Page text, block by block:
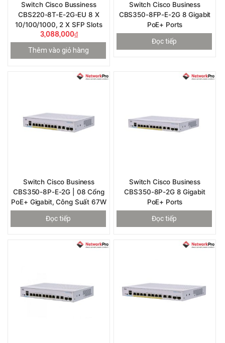
Switch Cisco Bussiness
CBS220-8T-E-2G-EU 8 X
10/100/1000, 2 X SFP Slots
3,088,000₫
Thêm vào giỏ hàng
Switch Cisco Business
CBS350-8FP-E-2G 8 Gigabit
PoE+ Ports
Đọc tiếp
Switch Cisco Business
CBS350-8P-E-2G | 08 Cổng
PoE+ Gigabit, Công Suất 67W
Đọc tiếp
Switch Cisco Business
CBS350-8P-2G 8 Gigabit
PoE+ Ports
Đọc tiếp